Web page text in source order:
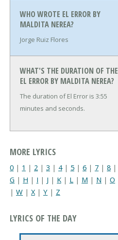
WHO WROTE EL ERROR BY
MALDITA NEREA?
Jorge Ruiz Flores
WHAT'S THE DURATION OF THE
EL ERROR BY MALDITA NEREA?
The duration of El Error is 3:55
minutes and seconds.
MORE LYRICS
0 | 1 | 2 | 3 | 4| 5 | 6 | 7 | 8 |
G | H | I | J | K | L | M | N | O
| W | X | Y | Z
LYRICS OF THE DAY